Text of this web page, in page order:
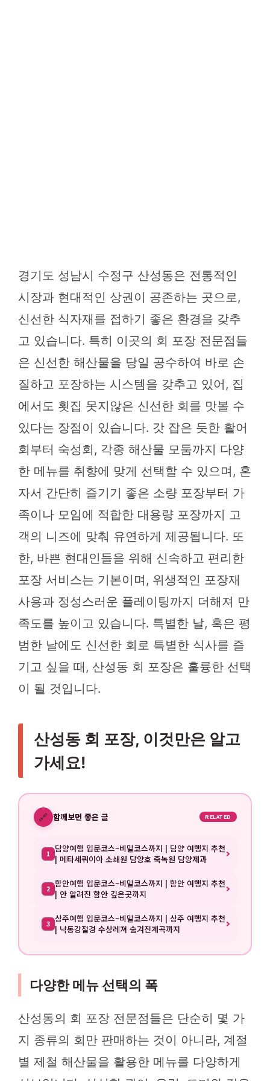
경기도 성남시 수정구 산성동은 전통적인
시장과 현대적인 상권이 공존하는 곳으로,
신선한 식자재를 접하기 좋은 환경을 갖추
고 있습니다. 특히 이곳의 회 포장 전문점들
은 신선한 해산물을 당일 공수하여 바로 손
질하고 포장하는 시스템을 갖추고 있어, 집
에서도 횟집 못지않은 신선한 회를 맛볼 수
있다는 장점이 있습니다. 갓 잡은 듯한 활어
회부터 숙성회, 각종 해산물 모둠까지 다양
한 메뉴를 취향에 맞게 선택할 수 있으며, 혼
자서 간단히 즐기기 좋은 소량 포장부터 가
족이나 모임에 적합한 대용량 포장까지 고
객의 니즈에 맞춰 유연하게 제공됩니다. 또
한, 바쁜 현대인들을 위해 신속하고 편리한
포장 서비스는 기본이며, 위생적인 포장재
사용과 정성스러운 플레이팅까지 더해져 만
족도를 높이고 있습니다. 특별한 날, 혹은 평
범한 날에도 신선한 회로 특별한 식사를 즐
기고 싶을 때, 산성동 회 포장은 훌륭한 선택
이 될 것입니다.
산성동 회 포장, 이것만은 알고
가세요!
🔗 함께보면 좋은 글 RELATED
1 담양여행 입문코스~비밀코스까지 | 담양 여행지 추천
| 메타세쿼이아 소쇄원 담양호 죽녹원 담양제과
2 함안여행 입문코스~비밀코스까지 | 함안 여행지 추천
| 안 알려진 함안 깊은곳까지
3 상주여행 입문코스~비밀코스까지 | 상주 여행지 추천
| 낙동강절경 수상레져 숨겨진계곡까지
다양한 메뉴 선택의 폭
산성동의 회 포장 전문점들은 단순히 몇 가
지 종류의 회만 판매하는 것이 아니라, 계절
별 제철 해산물을 활용한 메뉴를 다양하게